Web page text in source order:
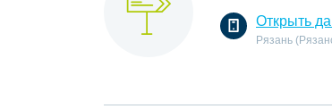
Открыть
Рязань